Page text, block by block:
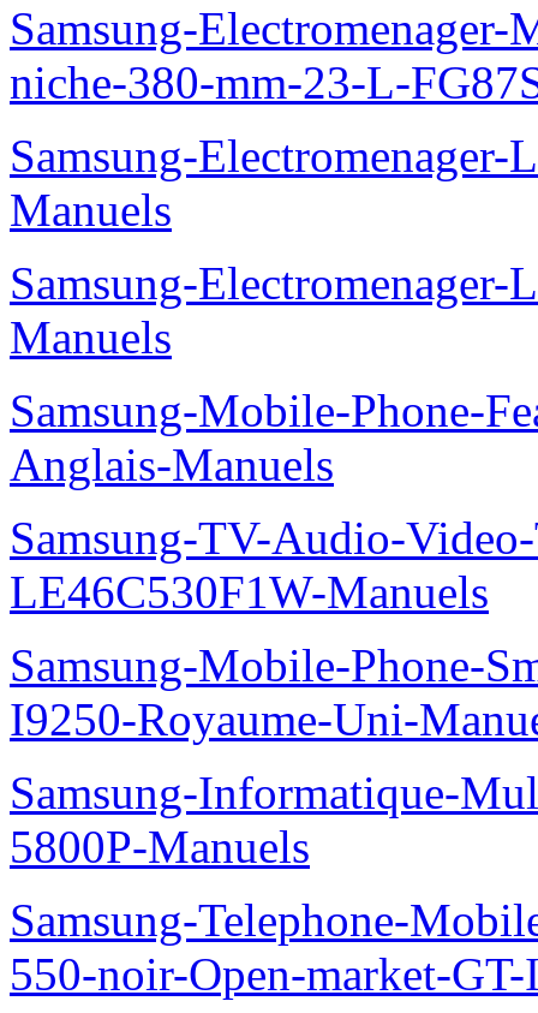
Samsung-
niche-380-mm-23-L-
Samsung-
Manuels
Samsung-
Manuels
Samsung-Mobile-Phone-
Anglais-Manuels
Samsung-TV-Audio-
LE46C530F1W-Manuels
Samsung-Mobile-Phone-
I9250-Royaume-Uni-
Samsung-Informatique-
5800P-Manuels
Samsung-Telephone-
550-noir-Open-market-